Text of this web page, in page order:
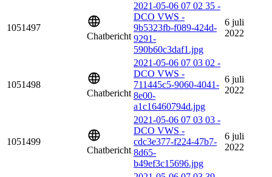
1051497
Chatbericht
2021-05-06 07 02 35 -
DCO VWS -
9b5323fb-f089-424d-
9291-
590b60c3daf1.jpg
6 juli
2022
1051498
Chatbericht
2021-05-06 07 03 02 -
DCO VWS -
711445c5-9060-4041-
8e00-
a1c16460794d.jpg
6 juli
2022
1051499
Chatbericht
2021-05-06 07 03 03 -
DCO VWS -
cdc3e377-f224-47b7-
8d65-
b49ef3c15696.jpg
6 juli
2022